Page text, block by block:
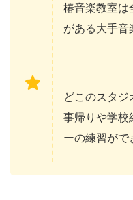
椿音楽教室
がある大手音
どこのスタ
事帰りや学校
ーの練習がで